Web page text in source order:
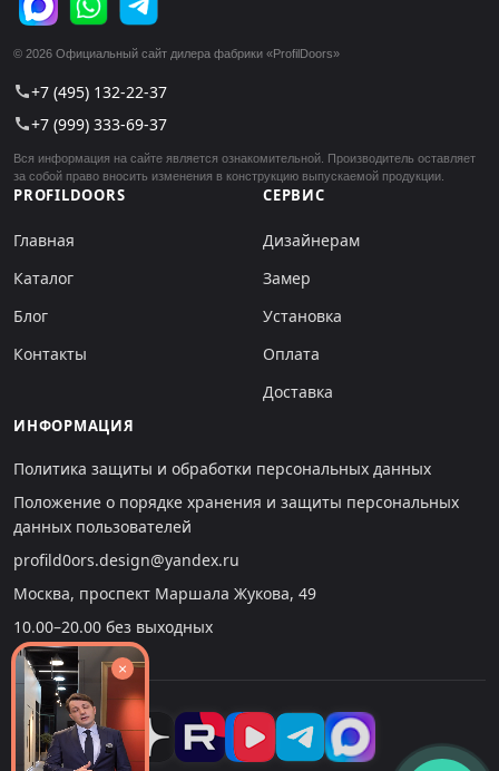
© 2026 Официальный сайт дилера фабрики «ProfilDoors»
call+7 (495) 132-22-37
call+7 (999) 333-69-37
Вся информация на сайте является ознакомительной. Производитель оставляет
за собой право вносить изменения в конструкцию выпускаемой продукции.
PROFILDOORS
Главная
Каталог
Блог
Контакты
СЕРВИС
Дизайнерам
Замер
Установка
Оплата
Доставка
ИНФОРМАЦИЯ
Политика защиты и обработки персональных данных
Положение о порядке хранения и защиты персональных
данных пользователей
profild0ors.design@yandex.ru
Москва, проспект Маршала Жукова, 49
10.00–20.00 без выходных
×